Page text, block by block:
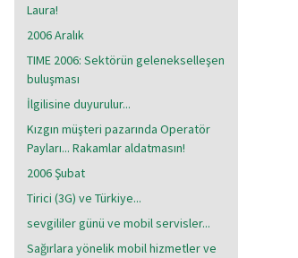
Laura!
2006 Aralık
TIME 2006: Sektörün gelenekselleşen
buluşması
İlgilisine duyurulur...
Kızgın müşteri pazarında Operatör
Payları... Rakamlar aldatmasın!
2006 Şubat
Tirici (3G) ve Türkiye...
sevgililer günü ve mobil servisler...
Sağırlara yönelik mobil hizmetler ve